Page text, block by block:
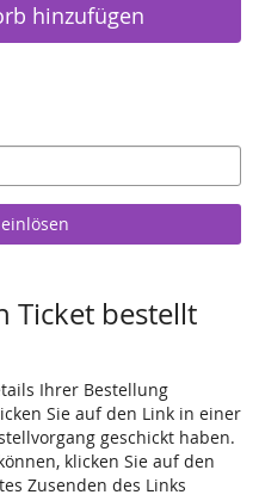
hinzufügen
Ticket bestellt
Ihrer Bestellung
Sie auf den Link in einer
geschickt haben.
klicken Sie auf den
Zusenden des Links